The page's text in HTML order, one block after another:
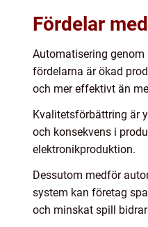
Fördelar
Automatisering genom
fördelarna är ökad
och mer effektivt än
Kvalitetsförbättring är
och konsekvens i
elektronikproduktion.
Dessutom medför
system kan företag
och minskat spill